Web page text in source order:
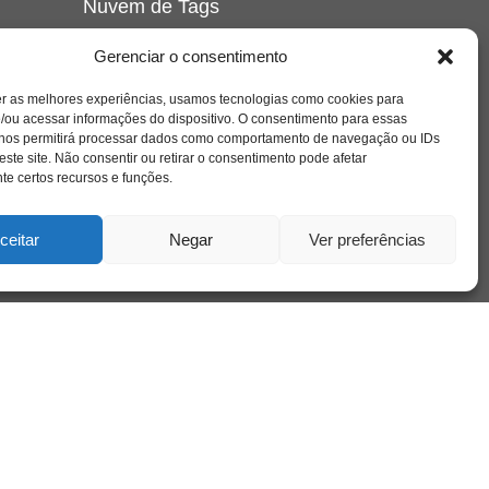
Gerenciar o consentimento
as melhores experiências, usamos tecnologias como cookies para
ou acessar informações do dispositivo. O consentimento para essas
permitirá processar dados como comportamento de navegação ou IDs
site. Não consentir ou retirar o consentimento pode afetar
certos recursos e funções.
Negar Ver preferências
Nuvem de Tags
crianca cuidado cultura depressao
educação família filme
freud infância insight jung liberdade livro
loucura luto maternidade
psicologia relato